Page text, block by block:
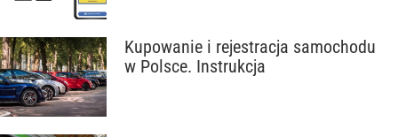
Kupowanie i rejestracja samochodu
w Polsce. Instrukcja